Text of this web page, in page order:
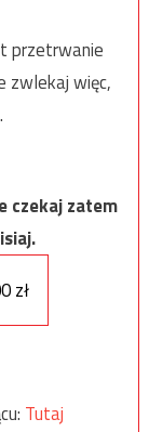
przetrwanie
zwlekaj więc,
czekaj zatem
zł
Tutaj